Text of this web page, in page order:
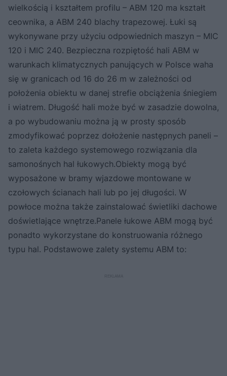
wielkością i kształtem profilu – ABM 120 ma kształt
ceownika, a ABM 240 blachy trapezowej. Łuki są
wykonywane przy użyciu odpowiednich maszyn – MIC
120 i MIC 240. Bezpieczna rozpiętość hali ABM w
warunkach klimatycznych panujących w Polsce waha
się w granicach od 16 do 26 m w zależności od
położenia obiektu w danej strefie obciążenia śniegiem
i wiatrem. Długość hali może być w zasadzie dowolna,
a po wybudowaniu można ją w prosty sposób
zmodyfikować poprzez dołożenie następnych paneli –
to zaleta każdego systemowego rozwiązania dla
samonośnych hal łukowych.Obiekty mogą być
wyposażone w bramy wjazdowe montowane w
czołowych ścianach hali lub po jej długości. W
powłoce można także zainstalować świetliki dachowe
doświetlające wnętrze.Panele łukowe ABM mogą być
ponadto wykorzystane do konstruowania różnego
typu hal. Podstawowe zalety systemu ABM to: